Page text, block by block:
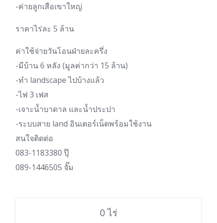
-ค่ายลูกเสือเขาใหญ่
ราคาไร่ละ 5 ล้าน
ค่าใช้จ่ายวันโอนฝ่ายละครึ่ง
-มีบ้าน 6 หลัง (มูลค่ากว่า 15 ล้าน)
-ทำ landscape ไปบ้างแล้ว
-ไฟ 3 เฟส
-เจาะน้ำบาดาล และน้ำประปา
-ระบบสาย land อินเตอร์เน็ตพร้อมใช้งาน
สนใจติดต่อ
083-1183380 ปุ๊
089-1446505 จั๊ม
0 ไร่